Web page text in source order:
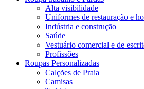
Alta visibilidade
Uniformes de restauração e
Indústria e construção
Saúde
Vestuário comercial e de
Profissões
Roupas Personalizadas
Calções de Praia
Camisas